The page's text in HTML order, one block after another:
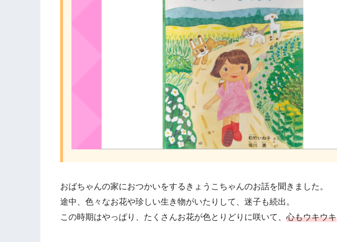
おばちゃんの家におつかいをするきょうこちゃんのお話を聞きました。
途中、色々なお花や珍しい生き物がいたりして、迷子も続出。
この時期はやっぱり、たくさんお花が色とりどりに咲いて、心もウキウキ